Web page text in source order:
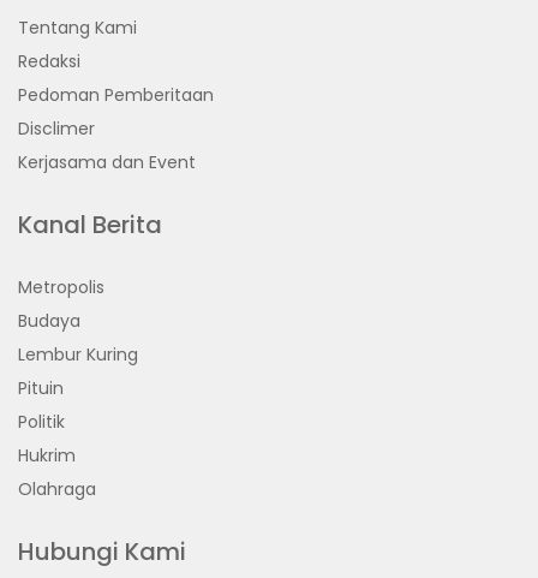
Tentang Kami
Redaksi
Pedoman Pemberitaan
Disclimer
Kerjasama dan Event
Kanal Berita
Metropolis
Budaya
Lembur Kuring
Pituin
Politik
Hukrim
Olahraga
Hubungi Kami